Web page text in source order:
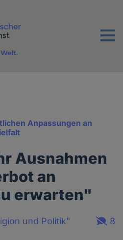
Menu
Anpassungen an
Ausnahmen
an
erwarten"
und Politik"
8